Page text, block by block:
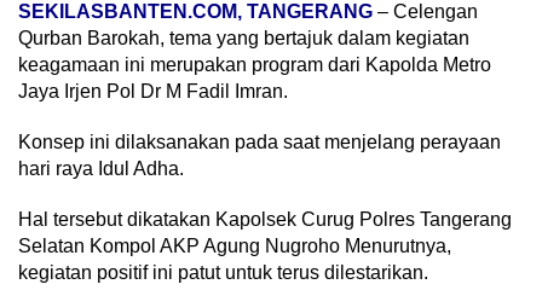
SEKILASBANTEN.COM, TANGERANG – Celengan
Qurban Barokah, tema yang bertajuk dalam kegiatan
keagamaan ini merupakan program dari Kapolda Metro
Jaya Irjen Pol Dr M Fadil Imran.
Konsep ini dilaksanakan pada saat menjelang perayaan
hari raya Idul Adha.
Hal tersebut dikatakan Kapolsek Curug Polres Tangerang
Selatan Kompol AKP Agung Nugroho Menurutnya,
kegiatan positif ini patut untuk terus dilestarikan.